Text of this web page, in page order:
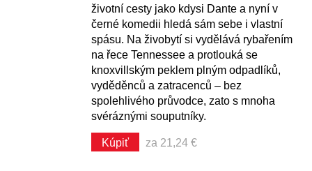
životní cesty jako kdysi Dante a nyní v
černé komedii hledá sám sebe i vlastní
spásu. Na živobytí si vydělává rybařením
na řece Tennessee a protlouká se
knoxvillským peklem plným odpadlíků,
vyděděnců a zatracenců – bez
spolehlivého průvodce, zato s mnoha
svéráznými souputníky.
Kúpiť za 21,24 €